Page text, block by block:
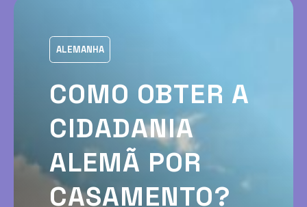
ALEMANHA
COMO OBTER A
CIDADANIA
ALEMÃ POR
CASAMENTO?